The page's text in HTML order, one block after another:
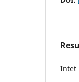
Intet